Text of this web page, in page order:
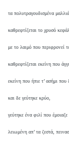
τα πολυτραγουδισμένα
καθρεφτίζεται το χρυσό
με το λαιμό που περιφρονεί
καθρεφτίζεται εκείνη που
εκείνη που ήπιε τ’ ασήμι
και δε γεύτηκε κρύο,
γεύτηκε ένα φιλί που
λειωμένη απ’ τα ζεστά,